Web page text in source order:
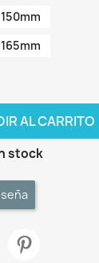
AL CARRITO
stock